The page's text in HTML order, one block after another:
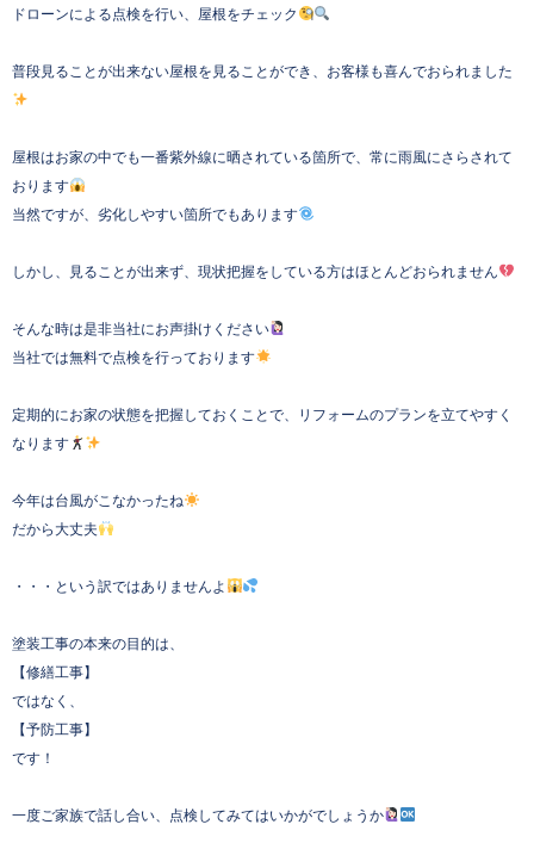
ドローンによる点検を行い、屋根をチェック
普段見ることが出来ない屋根を見ることができ、お客様も喜んでおられました
屋根はお家の中でも一番紫外線に晒されている箇所で、常に雨風にさらされて
おります
当然ですが、劣化しやすい箇所でもあります
しかし、見ることが出来ず、現状把握をしている方はほとんどおられません
そんな時は是非当社にお声掛けください
当社では無料で点検を行っております
定期的にお家の状態を把握しておくことで、リフォームのプランを立てやすく
なります
今年は台風がこなかったね
だから大丈夫
・・・という訳ではありませんよ
塗装工事の本来の目的は、
【修繕工事】
ではなく、
【予防工事】
です！
一度ご家族で話し合い、点検してみてはいかがでしょうか